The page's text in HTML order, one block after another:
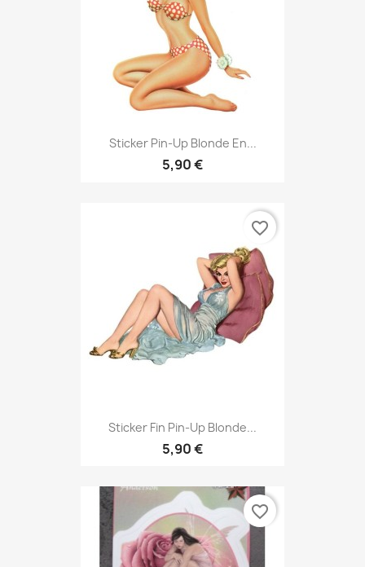
Sticker Pin-Up Blonde En...
5,90 €
Sticker Fin Pin-Up Blonde...
5,90 €
favorite_border
favorite_border